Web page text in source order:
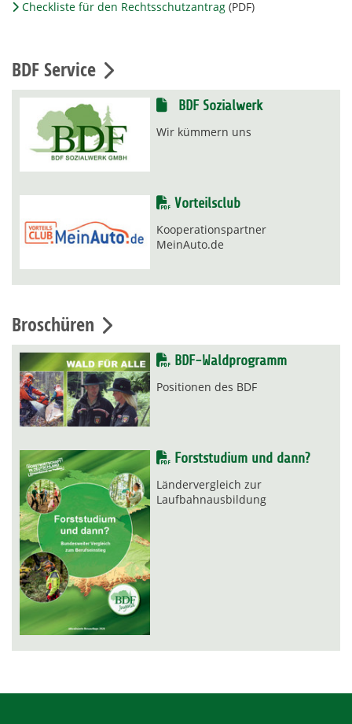
Checkliste für den Rechtsschutzantrag (PDF)
BDF Service
BDF Sozialwerk
Wir kümmern uns
Vorteilsclub
Kooperationspartner
MeinAuto.de
Broschüren
BDF-Waldprogramm
Positionen des BDF
Forststudium und dann?
Ländervergleich zur
Laufbahnausbildung